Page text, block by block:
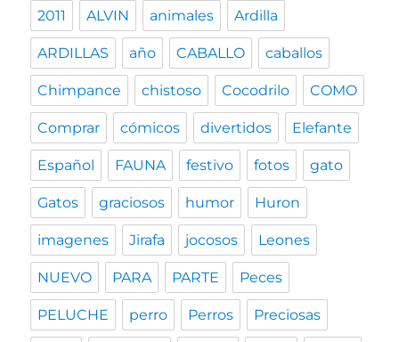
2011 ALVIN animales Ardilla
ARDILLAS año CABALLO caballos
Chimpance chistoso Cocodrilo COMO
Comprar cómicos divertidos Elefante
Español FAUNA festivo fotos gato
Gatos graciosos humor Huron
imagenes Jirafa jocosos Leones
NUEVO PARA PARTE Peces
PELUCHE perro Perros Preciosas